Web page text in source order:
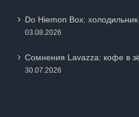
Do Hiemon Box:
03.08.2026
Сомнения Lavazza: кофе в
30.07.2026